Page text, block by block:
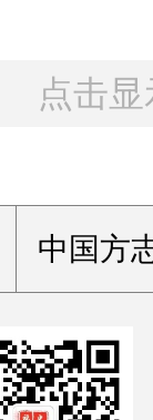
点击
中国方